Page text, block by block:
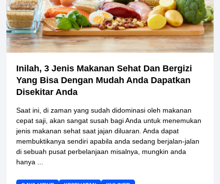
Inilah, 3 Jenis Makanan Sehat Dan Bergizi
Yang Bisa Dengan Mudah Anda Dapatkan
Disekitar Anda
Saat ini, di zaman yang sudah didominasi oleh makanan
cepat saji, akan sangat susah bagi Anda untuk menemukan
jenis makanan sehat saat jajan diluaran. Anda dapat
membuktikanya sendiri apabila anda sedang berjalan-jalan
di sebuah pusat perbelanjaan misalnya, mungkin anda
hanya ...